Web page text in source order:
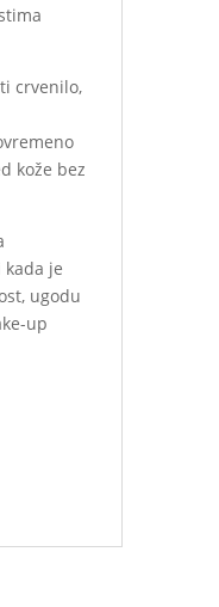
crvenilo,
kože bez
je
ugodu
up